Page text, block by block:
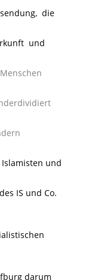
die
und
und
IS und Co.
darum